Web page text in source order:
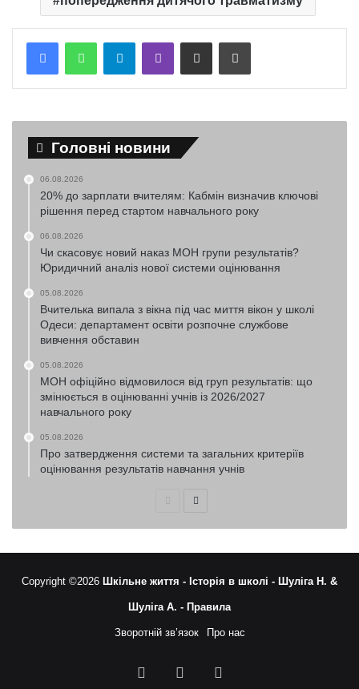
TelegramViber Надіслати електронною поштоюНадрукувати
Головні новини
06.08.2026
20% до зарплати вчителям: Кабмін визначив ключові
рішення перед стартом навчального року
06.08.2026
Чи скасовує новий наказ МОН групи результатів?
Юридичний аналіз нової системи оцінювання
05.08.2026
Вчителька випала з вікна під час миття вікон у школі
Одеси: департамент освіти розпочне службове
вивчення обставин
05.08.2026
МОН офіційно відмовилося від груп результатів: що
змінюється в оцінюванні учнів із 2026/2027
навчального року
05.08.2026
Про затвердження системи та загальних критеріїв
оцінювання результатів навчання учнів
ПопередняНаступна
Copyright ©2026 Шкільне життя - Історія в школі - Шуліга Н. &
Шуліга А. - Правила
Зворотній зв’язок Про нас
FacebookYouTube